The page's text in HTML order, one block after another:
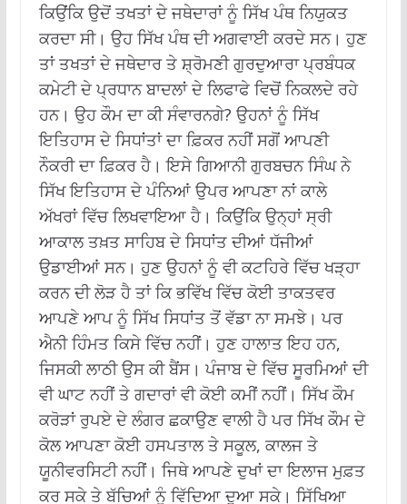
ਕਿਉਂਕਿ ਉਦੋਂ ਤਖਤਾਂ ਦੇ ਜਥੇਦਾਰਾਂ ਨੂੰ ਸਿੱਖ ਪੰਥ ਨਿਯੁਕਤ
ਕਰਦਾ ਸੀ। ਉਹ ਸਿੱਖ ਪੰਥ ਦੀ ਅਗਵਾਈ ਕਰਦੇ ਸਨ। ਹੁਣ
ਤਾਂ ਤਖਤਾਂ ਦੇ ਜਥੇਦਾਰ ਤੇ ਸ਼੍ਰੋਮਣੀ ਗੁਰਦੁਆਰਾ ਪ੍ਰਬੰਧਕ
ਕਮੇਟੀ ਦੇ ਪ੍ਰਧਾਨ ਬਾਦਲਾਂ ਦੇ ਲਿਫਾਫੇ ਵਿਚੋਂ ਨਿਕਲਦੇ ਰਹੇ
ਹਨ। ਉਹ ਕੌਮ ਦਾ ਕੀ ਸੰਵਾਰਨਗੇ? ਉਹਨਾਂ ਨੂੰ ਸਿੱਖ
ਇਤਿਹਾਸ ਦੇ ਸਿਧਾਂਤਾਂ ਦਾ ਫ਼ਿਕਰ ਨਹੀਂ ਸਗੋਂ ਆਪਣੀ
ਨੌਕਰੀ ਦਾ ਫ਼ਿਕਰ ਹੈ। ਇਸੇ ਗਿਆਨੀ ਗੁਰਬਚਨ ਸਿੰਘ ਨੇ
ਸਿੱਖ ਇਤਿਹਾਸ ਦੇ ਪੰਨਿਆਂ ਉਪਰ ਆਪਣਾ ਨਾਂ ਕਾਲੇ
ਅੱਖਰਾਂ ਵਿੱਚ ਲਿਖਵਾਇਆ ਹੈ। ਕਿਉਂਕਿ ਉਨ੍ਹਾਂ ਸ੍ਰੀ
ਆਕਾਲ ਤਖ਼ਤ ਸਾਹਿਬ ਦੇ ਸਿਧਾਂਤ ਦੀਆਂ ਧੱਜੀਆਂ
ਉਡਾਈਆਂ ਸਨ। ਹੁਣ ਉਹਨਾਂ ਨੂੰ ਵੀ ਕਟਹਿਰੇ ਵਿੱਚ ਖੜ੍ਹਾ
ਕਰਨ ਦੀ ਲੋੜ ਹੈ ਤਾਂ ਕਿ ਭਵਿੱਖ ਵਿੱਚ ਕੋਈ ਤਾਕਤਵਰ
ਆਪਣੇ ਆਪ ਨੂੰ ਸਿੱਖ ਸਿਧਾਂਤ ਤੋਂ ਵੱਡਾ ਨਾ ਸਮਝੇ। ਪਰ
ਐਨੀ ਹਿੰਮਤ ਕਿਸੇ ਵਿੱਚ ਨਹੀਂ। ਹੁਣ ਹਾਲਾਤ ਇਹ ਹਨ,
ਜਿਸਕੀ ਲਾਠੀ ਉਸ ਕੀ ਬੈਂਸ। ਪੰਜਾਬ ਦੇ ਵਿੱਚ ਸੂਰਮਿਆਂ ਦੀ
ਵੀ ਘਾਟ ਨਹੀਂ ਤੇ ਗਦਾਰਾਂ ਵੀ ਕੋਈ ਕਮੀਂ ਨਹੀਂ। ਸਿੱਖ ਕੌਮ
ਕਰੋੜਾਂ ਰੁਪਏ ਦੇ ਲੰਗਰ ਛਕਾਉਣ ਵਾਲੀ ਹੈ ਪਰ ਸਿੱਖ ਕੌਮ ਦੇ
ਕੋਲ ਆਪਣਾ ਕੋਈ ਹਸਪਤਾਲ ਤੇ ਸਕੂਲ, ਕਾਲਜ ਤੇ
ਯੂਨੀਵਰਸਿਟੀ ਨਹੀਂ। ਜਿਥੇ ਆਪਣੇ ਦੁਖਾਂ ਦਾ ਇਲਾਜ ਮੁਫ਼ਤ
ਕਰ ਸਕੇ ਤੇ ਬੱਚਿਆਂ ਨੂੰ ਵਿੱਦਿਆ ਦੁਆ ਸਕੇ। ਸਿੱਖਿਆ